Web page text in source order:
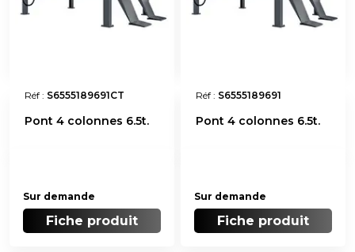
Réf : S6555189691CT
Pont 4 colonnes 6.5t.
Sur demande
Fiche produit
Réf : S6555189691
Pont 4 colonnes 6.5t.
Sur demande
Fiche produit